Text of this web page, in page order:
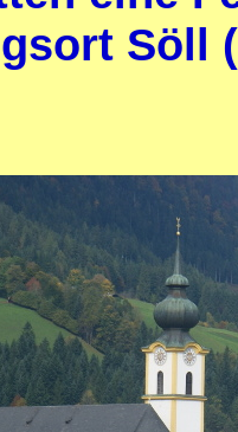
Söll